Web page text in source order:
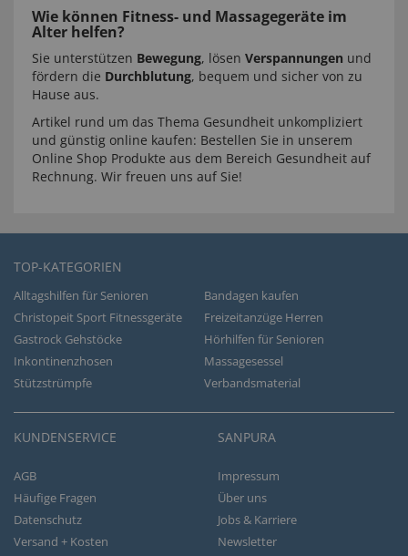
Wie können Fitness- und Massagegeräte im
Alter helfen?
Sie unterstützen Bewegung, lösen Verspannungen und
fördern die Durchblutung, bequem und sicher von zu
Hause aus.
Artikel rund um das Thema Gesundheit unkompliziert
und günstig online kaufen: Bestellen Sie in unserem
Online Shop Produkte aus dem Bereich Gesundheit auf
Rechnung. Wir freuen uns auf Sie!
TOP-KATEGORIEN
Alltagshilfen für Senioren
Bandagen kaufen
Christopeit Sport Fitnessgeräte
Freizeitanzüge Herren
Gastrock Gehstöcke
Hörhilfen für Senioren
Inkontinenzhosen
Massagesessel
Stützstrümpfe
Verbandsmaterial
KUNDENSERVICE
AGB
Häufige Fragen
Datenschutz
Versand + Kosten
SANPURA
Impressum
Über uns
Jobs & Karriere
Newsletter